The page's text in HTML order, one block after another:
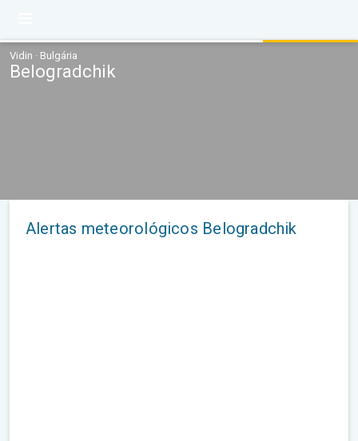
Vidin · Bulgária
Belogradchik
Alertas meteorológicos Belogradchik